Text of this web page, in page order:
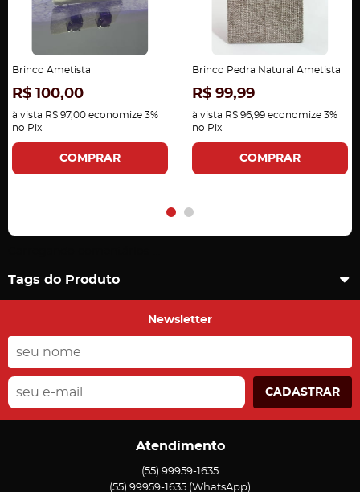
Brinco Ametista
R$ 100,00
à vista R$ 97,00 economize 3%
no Pix
COMPRAR
Brinco Pedra Natural Ametista
R$ 99,99
à vista R$ 96,99 economize 3%
no Pix
COMPRAR
Tags do Produto
Newsletter
CADASTRAR
Atendimento
(55) 99959-1635
(55) 99959-1635 (WhatsApp)